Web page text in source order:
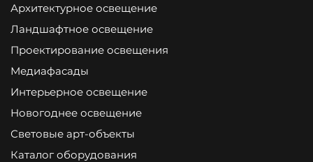
Архитектурное освещение
Ландшафтное освещение
Проектирование освещения
Медиафасады
Интерьерное освещение
Новогоднее освещение
Световые арт-объекты
Каталог оборудования